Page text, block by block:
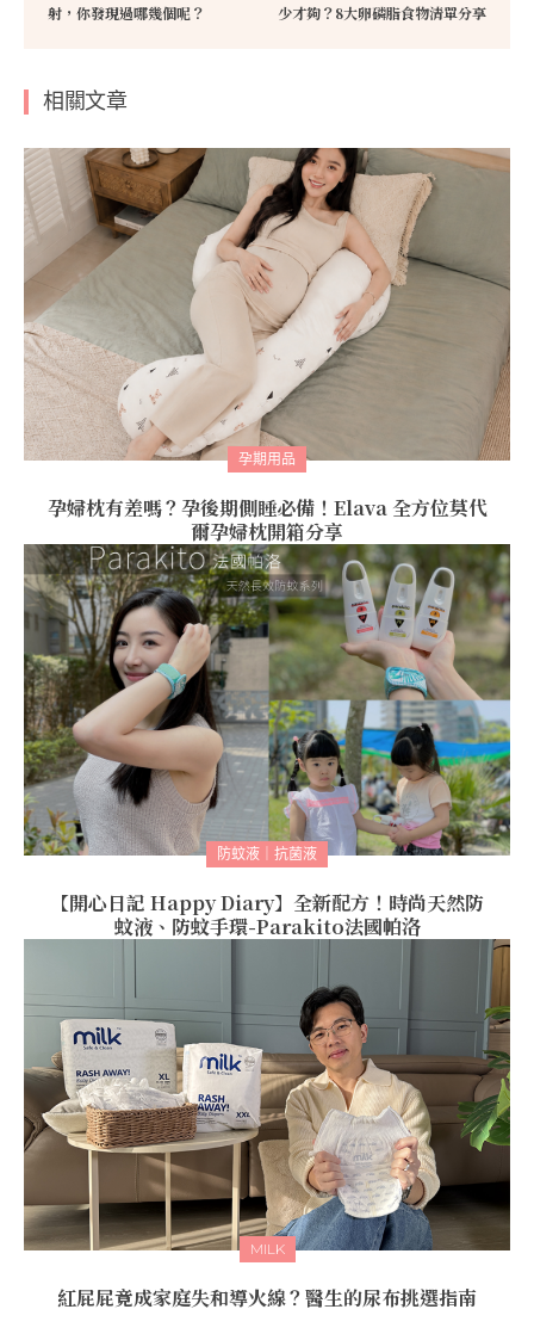
射，你發現過哪幾個呢？
少才夠？8大卵磷脂食物清單分享
相關文章
孕期用品
孕婦枕有差嗎？孕後期側睡必備！Elava 全方位莫代
爾孕婦枕開箱分享
防蚊液｜抗菌液
【開心日記 Happy Diary】全新配方！時尚天然防
蚊液、防蚊手環-Parakito法國帕洛
MILK
紅屁屁竟成家庭失和導火線？醫生的尿布挑選指南